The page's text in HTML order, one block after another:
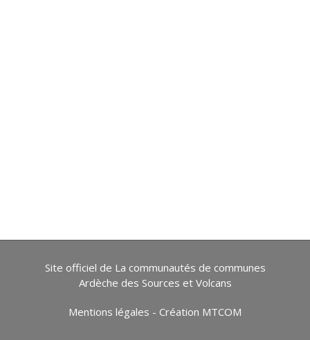
Site officiel de La communautés de communes
Ardèche des Sources et Volcans
Mentions légales - Création MTCOM